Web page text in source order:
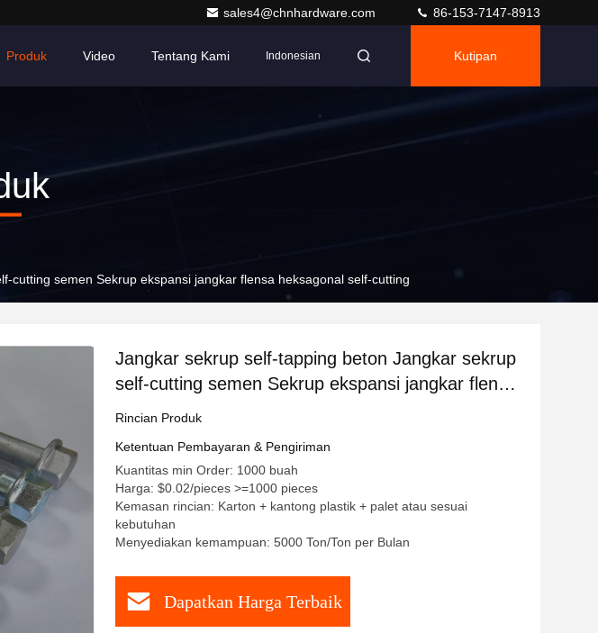
sales4@chnhardware.com 86-153-7147-8913
Produk Video Tentang Kami Indonesian Kutipan
cutting semen Sekrup ekspansi jangkar flensa heksagonal self-cutting
Jangkar sekrup self-tapping beton Jangkar sekrup
self-cutting semen Sekrup ekspansi jangkar flensa
heksagonal self-cutting
Rincian Produk
Ketentuan Pembayaran & Pengiriman
Kuantitas min Order: 1000 buah
Harga: $0.02/pieces >=1000 pieces
Kemasan rincian: Karton + kantong plastik + palet atau sesuai
kebutuhan
Menyediakan kemampuan: 5000 Ton/Ton per Bulan
Dapatkan Harga Terbaik